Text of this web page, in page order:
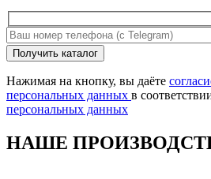
Оставьте
это
поле
пустым.
Получить каталог
Нажимая на кнопку, вы даёте
персональных данных в
персональных данных
НАШЕ